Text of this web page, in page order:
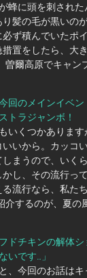
蜂に頭を刺され
り髪の毛が黒いの
必ず積んでいたポ
置をしたら、大
曽爾高原でキャン
回のメインイベ
トラジャンボ！
いくつかありま
いから。カッコ
まうので、いく
し、その流行っ
流行なら、私た
するのが、夏の
ドチキンの解体
いです…」
、今回のお話は